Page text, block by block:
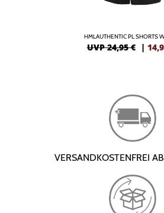
HMLAUTHENTIC PL SHORTS
UVP 24,95 € |
VERSANDKOSTENFREI